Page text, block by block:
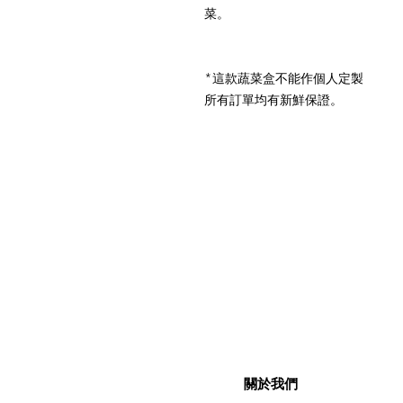
菜。
*這款蔬菜盒不能作個人定製
所有訂單均有新鮮保證。
關於我們